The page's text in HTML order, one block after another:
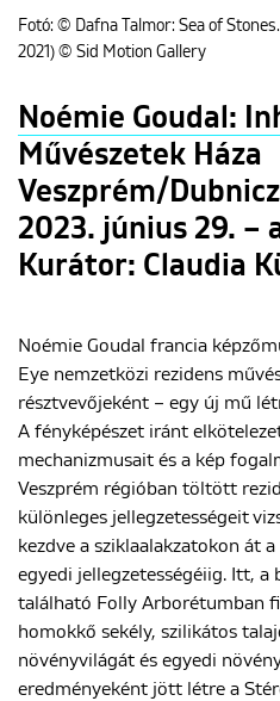
Fotó: © Dafna Talmor: Sea of
2021) © Sid Motion Gallery
Noémie Goudal:
Művészetek Háza
Veszprém/
2023. június 29. –
Kurátor: Claudia
Noémie Goudal francia
Eye nemzetközi rezidens
résztvevőjeként – egy új mű
A fényképészet iránt
mechanizmusait és a kép
Veszprém régióban töltött
különleges jellegzetességeit
kezdve a sziklaalakzatokon át
egyedi jellegzetességéiig. Itt,
található Folly Arborétumban
homokkő sekély, szilikátos
növényvilágát és egyedi
eredményeként jött létre a